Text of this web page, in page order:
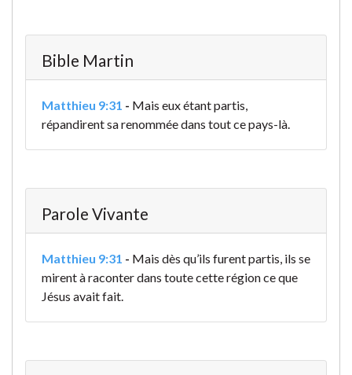
Bible Martin
Matthieu 9:31 - Mais eux étant partis,
répandirent sa renommée dans tout ce pays-là.
Parole Vivante
Matthieu 9:31 - Mais dès qu’ils furent partis, ils se
mirent à raconter dans toute cette région ce que
Jésus avait fait.